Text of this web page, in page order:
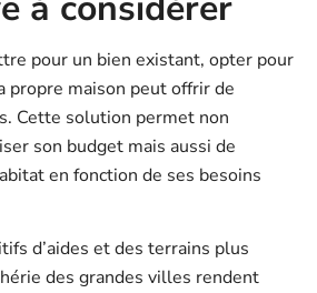
pour un bien existant, opter pour
propre maison peut offrir de
Cette solution permet non
son budget mais aussi de
en fonction de ses besoins
d’aides et des terrains plus
des grandes villes rendent